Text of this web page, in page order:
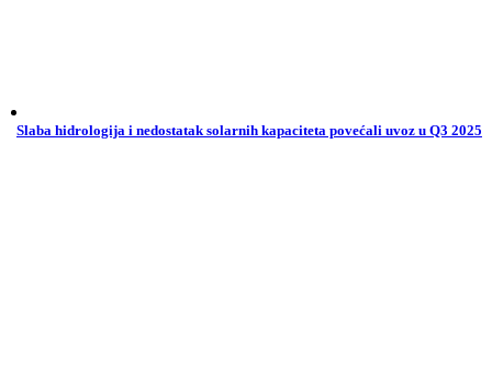
Slaba hidrologija i nedostatak solarnih kapaciteta povećali uvoz u Q3 2025